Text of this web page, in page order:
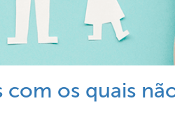
os quais